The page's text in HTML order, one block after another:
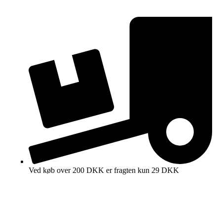
Ved køb over 200 DKK er fragten kun 29 DKK